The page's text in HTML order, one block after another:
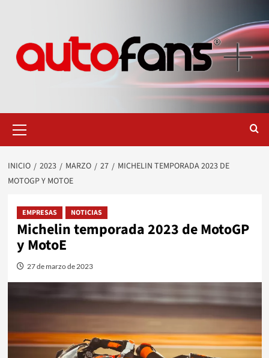
primario
INICIO 2023 MARZO 27
MICHELIN TEMPORADA 2023 DE
MOTOGP Y MOTOE
EMPRESAS NOTICIAS
Michelin temporada 2023 de MotoGP
y MotoE
27 de marzo de 2023